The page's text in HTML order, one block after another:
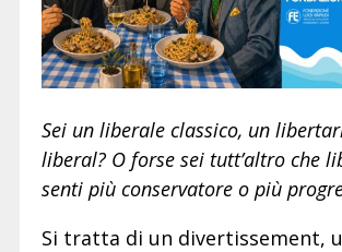
Sei un liberale classico, un
liberal? O forse sei tutt’altro che
senti più conservatore o più
Si tratta di un divertissement,